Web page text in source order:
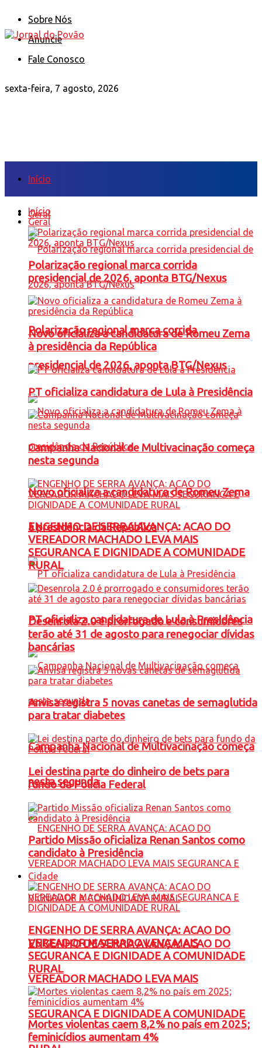
Sobre Nós
Anuncie
Fale Conosco
sexta-feira, 7 agosto, 2026
Início
Geral
Polarização regional marca corrida
presidencial de 2026, aponta BTG/Nexus
Novo oficializa a candidatura de Romeu Zema
à presidência da República
PT oficializa candidatura de Lula à Presidência
Campanha Nacional de Multivacinação começa
nesta segunda
ENGENHO DE SERRA AVANÇA: ACAO DO
VEREADOR MACHADO LEVA MAIS
SEGURANCA E DIGNIDADE A COMUNIDADE
Início
Geral
Polarização regional marca corrida
presidencial de 2026, aponta BTG/Nexus
Novo oficializa a candidatura de Romeu Zema
à presidência da República
PT oficializa candidatura de Lula à Presidência
Campanha Nacional de Multivacinação começa
nesta segunda
ENGENHO DE SERRA AVANÇA: ACAO DO
VEREADOR MACHADO LEVA MAIS
SEGURANCA E DIGNIDADE A COMUNIDADE
RURAL
Desenrola 2.0 é prorrogado e consumidores
terão até 31 de agosto para renegociar dívidas
bancárias
Anvisa registra 5 novas canetas de semaglutida
para tratar diabetes
Lei destina parte do dinheiro de bets para
fundo da Polícia Federal
Partido Missão oficializa Renan Santos como
candidato à Presidência
Cidade
ENGENHO DE SERRA AVANÇA: ACAO DO
VEREADOR MACHADO LEVA MAIS
SEGURANCA E DIGNIDADE A COMUNIDADE
RURAL
Mortes violentas caem 8,2% no país em 2025;
feminicídios aumentam 4%